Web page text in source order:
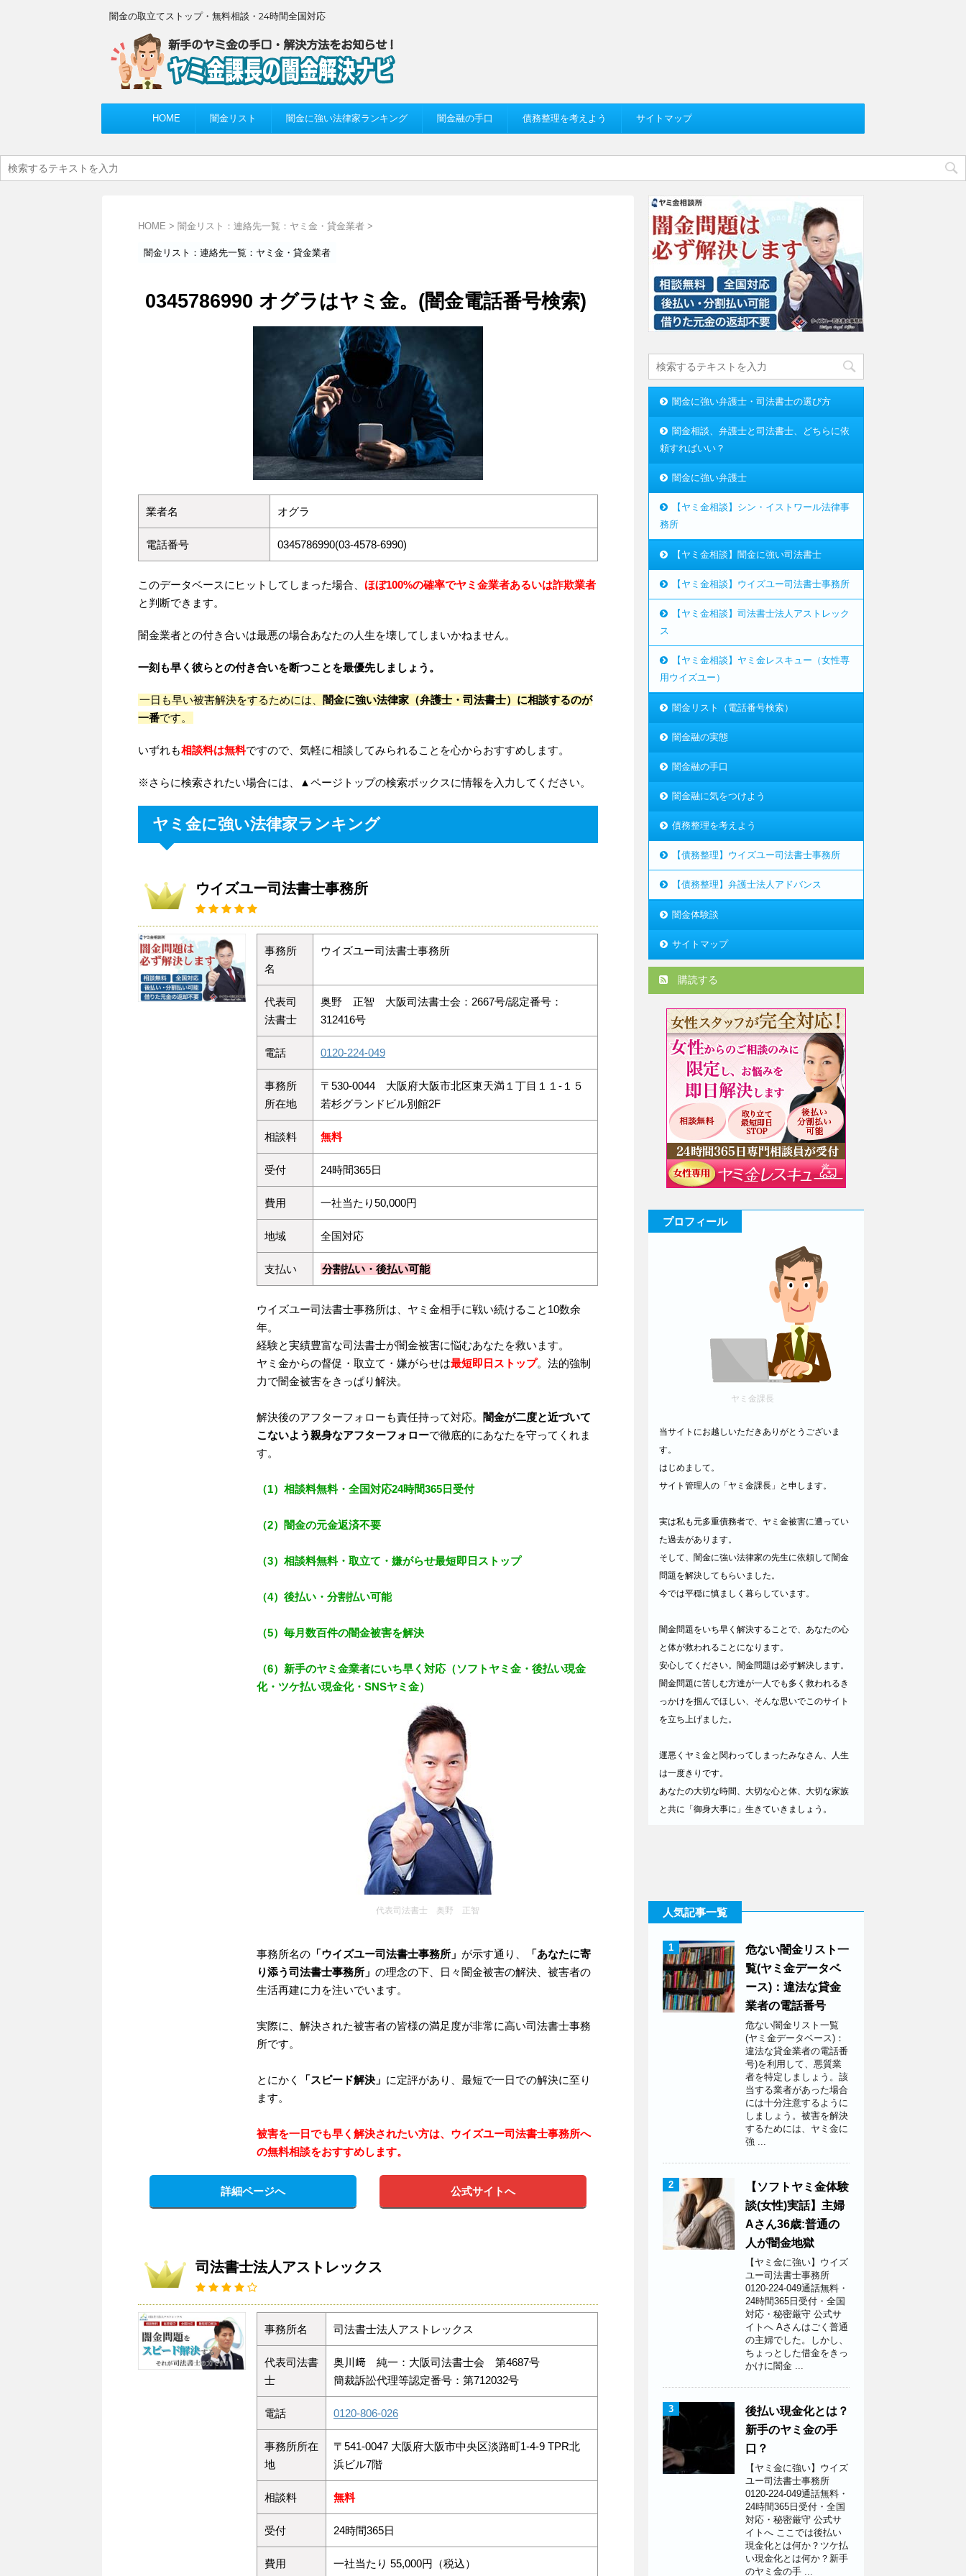
闇金の取立てストップ・無料相談・24時間全国対応
HOME 闇金リスト 闇金に強い法律家ランキング 闇金融の手口 債務整理を考えよう サイトマップ
HOME > 闇金リスト：連絡先一覧：ヤミ金・貸金業者 >
闇金リスト：連絡先一覧：ヤミ金・貸金業者
0345786990 オグラはヤミ金。(闇金電話番号検索)
業者名 オグラ
電話番号 0345786990(03-4578-6990)
このデータベースにヒットしてしまった場合、 ほぼ100%の確率でヤミ金業者あるいは詐欺業者
と判断できます。
闇金業者との付き合いは最悪の場合あなたの人生を壊してしまいかねません。
一刻も早く彼らとの付き合いを断つことを最優先しましょう。
一日も早い被害解決をするためには、
闇金に強い法律家（弁護士・司法書士）に相談するのが
一番です。
いずれも相談料は無料ですので、気軽に相談してみられることを心からおすすめします。
※さらに検索されたい場合には、▲ページトップの検索ボックスに情報を入力してください。
ヤミ金に強い法律家ランキング
ウイズユー司法書士事務所
事務所
名
ウイズユー司法書士事務所
代表司
法書士
奥野 正智 大阪司法書士会：2667号/認定番号：
312416号
電話 0120-224-049
事務所
所在地
〒530-0044 大阪府大阪市北区東天満１丁目１１-１５
若杉グランドビル別館2F
相談料 無料
受付 24時間365日
費用 一社当たり50,000円
地域 全国対応
支払い 分割払い・後払い可能
ウイズユー司法書士事務所は、ヤミ金相手に戦い続けること10数余
年。
経験と実績豊富な司法書士が闇金被害に悩むあなたを救います。
ヤミ金からの督促・取立て・嫌がらせは最短即日ストップ。法的強制
力で闇金被害をきっぱり解決。
解決後のアフターフォローも責任持って対応。
闇金が二度と近づいて
こないよう親身なアフターフォローで徹底的にあなたを守ってくれま
す。
（1）相談料無料・全国対応24時間365日受付
（2）闇金の元金返済不要
（3）相談料無料・取立て・嫌がらせ最短即日ストップ
（4）後払い・分割払い可能
（5）毎月数百件の闇金被害を解決
（6）新手のヤミ金業者にいち早く対応（ソフトヤミ金・後払い現金
化・ツケ払い現金化・SNSヤミ金）
代表司法書士 奥野 正智
事務所名の 「ウイズユー司法書士事務所」 が示す通り、
「あなたに寄
り添う司法書士事務所」 の理念の下、日々闇金被害の解決、被害者の
生活再建に力を注いでいます。
実際に、解決された被害者の皆様の満足度が非常に高い司法書士事務
所です。
とにかく 「スピード解決」 に定評があり、最短で一日での解決に至り
ます。
被害を一日でも早く解決されたい方は、ウイズユー司法書士事務所へ
の無料相談をおすすめします。
詳細ページへ 公式サイトへ
司法書士法人アストレックス
事務所名 司法書士法人アストレックス
代表司法書
士
奥川﨑 純一：大阪司法書士会 第4687号
簡裁訴訟代理等認定番号：第712032号
電話 0120-806-026
事務所所在
地
〒541-0047 大阪府大阪市中央区淡路町1-4-9 TPR北
浜ビル7階
相談料 無料
受付 24時間365日
費用 一社当たり 55,000円（税込）
闇金に強い弁護士・司法書士の選び方
闇金相談、弁護士と司法書士、どちらに依
頼すればいい？
闇金に強い弁護士
【ヤミ金相談】シン・イストワール法律事
務所
【ヤミ金相談】闇金に強い司法書士
【ヤミ金相談】ウイズユー司法書士事務所
【ヤミ金相談】司法書士法人アストレック
ス
【ヤミ金相談】ヤミ金レスキュー（女性専
用ウイズユー）
闇金リスト（電話番号検索）
闇金融の実態
闇金融の手口
闇金融に気をつけよう
債務整理を考えよう
【債務整理】ウイズユー司法書士事務所
【債務整理】弁護士法人アドバンス
闇金体験談
サイトマップ
購読する
プロフィール
ヤミ金課長
当サイトにお越しいただきありがとうございま
す。
はじめまして。
サイト管理人の「ヤミ金課長」と申します。
実は私も元多重債務者で、ヤミ金被害に遭ってい
た過去があります。
そして、闇金に強い法律家の先生に依頼して闇金
問題を解決してもらいました。
今では平穏に慎ましく暮らしています。
闇金問題をいち早く解決することで、あなたの心
と体が救われることになります。
安心してください。闇金問題は必ず解決します。
闇金問題に苦しむ方達が一人でも多く救われるき
っかけを掴んでほしい、そんな思いでこのサイト
を立ち上げました。
運悪くヤミ金と関わってしまったみなさん、人生
は一度きりです。
あなたの大切な時間、大切な心と体、大切な家族
と共に「御身大事に」生きていきましょう。
人気記事一覧
1
危ない闇金リスト一
覧(ヤミ金データベ
ース)：違法な貸金
業者の電話番号
危ない闇金リスト一覧
(ヤミ金データベース)：
違法な貸金業者の電話番
号)を利用して、悪質業
者を特定しましょう。該
当する業者があった場合
には十分注意するように
しましょう。被害を解決
するためには、ヤミ金に
強 ...
2
【ソフトヤミ金体験
談(女性)実話】主婦
Aさん36歳:普通の
人が闇金地獄
【ヤミ金に強い】ウイズ
ユー司法書士事務所
0120-224-049通話無料・
24時間365日受付・全国
対応・秘密厳守 公式サ
イトへ Aさんはごく普通
の主婦でした。しかし、
ちょっとした借金をきっ
かけに闇金 ...
3
後払い現金化とは？
新手のヤミ金の手
口？
【ヤミ金に強い】ウイズ
ユー司法書士事務所
0120-224-049通話無料・
24時間365日受付・全国
対応・秘密厳守 公式サ
イトへ ここでは後払い
現金化とは何か？ツケ払
い現金化とは何か？新手
のヤミ金の手 ...